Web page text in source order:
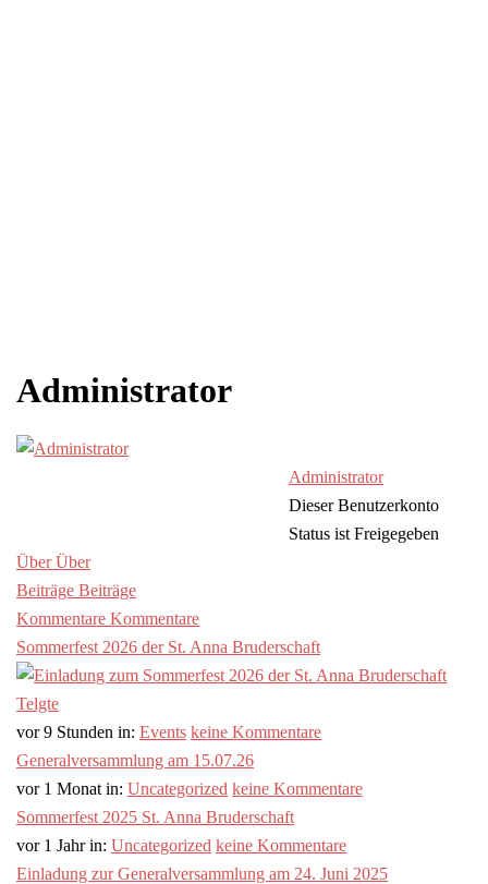
Administrator
Administrator
Dieser Benutzerkonto
Status ist Freigegeben
Über Über
Beiträge Beiträge
Kommentare Kommentare
Sommerfest 2026 der St. Anna Bruderschaft
vor 9 Stunden in: Events keine Kommentare
Generalversammlung am 15.07.26
vor 1 Monat in: Uncategorized keine Kommentare
Sommerfest 2025 St. Anna Bruderschaft
vor 1 Jahrin: Uncategorized keine Kommentare
Einladung zur Generalversammlung am 24. Juni 2025